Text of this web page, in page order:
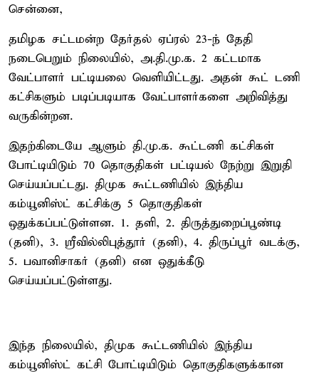
சென்னை,
தமிழக சட்டமன்ற தேர்தல் ஏப்ரல் 23-ந் தேதி
நடைபெறும் நிலையில், அ.தி.மு.க. 2 கட்டமாக
வேட்பாளர் பட்டியலை வெளியிட்டது. அதன் கூட் டணி
கட்சிகளும் படிப்படியாக வேட்பாளர்களை அறிவித்து
வருகின்றன.
இதற்கிடையே ஆளும் தி.மு.க. கூட்டணி கட்சிகள்
போட்டியிடும் 70 தொகுதிகள் பட்டியல் நேற்று இறுதி
செய்யப்பட்டது. திமுக கூட்டணியில் இந்திய
கம்யூனிஸ்ட் கட்சிக்கு 5 தொகுதிகள்
ஒதுக்கப்பட்டுள்ளன. 1. தளி, 2. திருத்துறைப்பூண்டி
(தனி), 3. ஸ்ரீவில்லிபுத்தூர் (தனி), 4. திருப்பூர் வடக்கு,
5. பவானிசாகர் (தனி) என ஒதுக்கீடு
செய்யப்பட்டுள்ளது.
இந்த நிலையில், திமுக கூட்டணியில் இந்திய
கம்யூனிஸ்ட் கட்சி போட்டியிடும் தொகுதிகளுக்கான